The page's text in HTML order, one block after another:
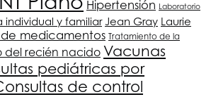
Hipertensión
Laboratorio
individual y familiar Jean Gray Laurie
medicamentos Tratamiento de la
del recién nacido Vacunas
pediátricas por
de control